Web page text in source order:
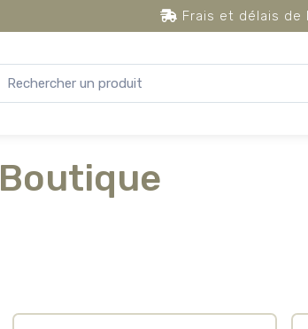
Frais et délais de
Boutique